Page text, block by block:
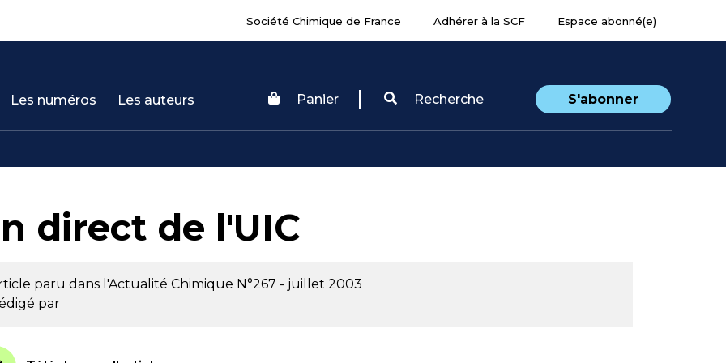
Société Chimique de France Adhérer à la SCF Espace abonné(e)
Les numéros Les auteurs Panier Recherche S'abonner
direct de l'UIC
paru dans l'Actualité Chimique N°267 - juillet 2003
par